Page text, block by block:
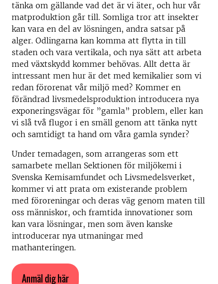
tänka om gällande vad det är vi äter, och hur vår
matproduktion går till. Somliga tror att insekter
kan vara en del av lösningen, andra satsar på
alger. Odlingarna kan komma att flytta in till
staden och vara vertikala, och nya sätt att arbeta
med växtskydd kommer behövas. Allt detta är
intressant men hur är det med kemikalier som vi
redan förorenat vår miljö med? Kommer en
förändrad livsmedelsproduktion introducera nya
exponeringsvägar för ”gamla” problem, eller kan
vi slå två flugor i en smäll genom att tänka nytt
och samtidigt ta hand om våra gamla synder?
Under temadagen, som arrangeras som ett
samarbete mellan Sektionen för miljökemi i
Svenska Kemisamfundet och Livsmedelsverket,
kommer vi att prata om existerande problem
med föroreningar och deras väg genom maten till
oss människor, och framtida innovationer som
kan vara lösningar, men som även kanske
introducerar nya utmaningar med
mathanteringen.
Anmäl dig här